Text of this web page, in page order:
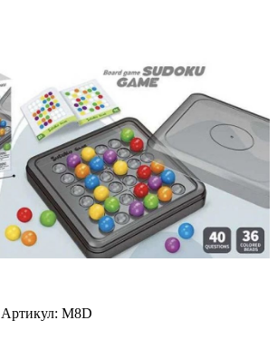
Артикул: M8D